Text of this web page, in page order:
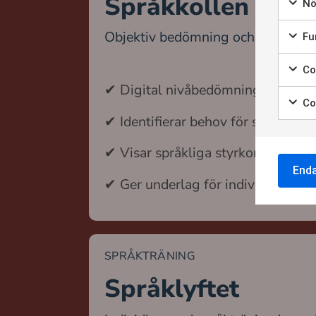
Objektiv bedömning och
✔ Digital nivåbedömning enligt
✔ Identifierar behov för
✔ Visar språkliga styrkor och
✔ Ger underlag för individuell
SPRÅKTRÄNING
Språklyftet